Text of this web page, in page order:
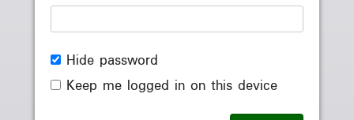
Hide password
Keep me logged in on this device